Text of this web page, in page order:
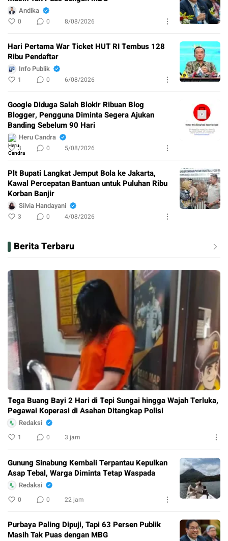
Andika
0 0 8/08/2026
Hari Pertama War Ticket HUT RI Tembus 128
Ribu Pendaftar
Info Publik
1 0 6/08/2026
Google Diduga Salah Blokir Ribuan Blog
Blogger, Pengguna Diminta Segera Ajukan
Banding Sebelum 90 Hari
Heru Candra
3 0 5/08/2026
Plt Bupati Langkat Jemput Bola ke Jakarta,
Kawal Percepatan Bantuan untuk Puluhan Ribu
Korban Banjir
Silvia Handayani
3 0 4/08/2026
Berita Terbaru
Tega Buang Bayi 2 Hari di Tepi Sungai hingga Wajah Terluka,
Pegawai Koperasi di Asahan Ditangkap Polisi
Redaksi
1 0 3 jam
Gunung Sinabung Kembali Terpantau Kepulkan
Asap Tebal, Warga Diminta Tetap Waspada
Redaksi
0 0 22 jam
Purbaya Paling Dipuji, Tapi 63 Persen Publik
Masih Tak Puas dengan MBG